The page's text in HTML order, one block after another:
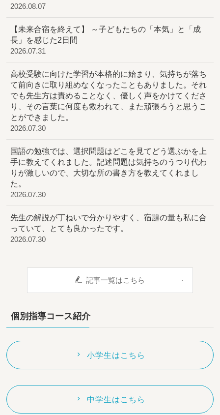
2026.08.07
【未来合宿を終えて】 ～子どもたちの「本気」と「成
長」を感じた2日間
2026.07.31
高校受験に向けた学習が本格的に始まり、気持ちが落ち
て前向きに取り組めなくなったこともありました。それ
でも先生方は責めることなく、優しく声をかけてくださ
り、その言葉に何度も救われて、また頑張ろうと思うこ
とができました。
2026.07.30
国語の勉強では、選択問題はどこを見てどう選ぶかを上
手に教えてくれました。記述問題は気持ちのうつり代わ
りが激しいので、大切な所の書き方を教えてくれまし
た。
2026.07.30
先生の解説が丁ねいで分かりやすく、宿題の量も私に合
っていて、とても良かったです。
2026.07.30
記事一覧はこちら
個別指導コース紹介
小学生はこちら
中学生はこちら